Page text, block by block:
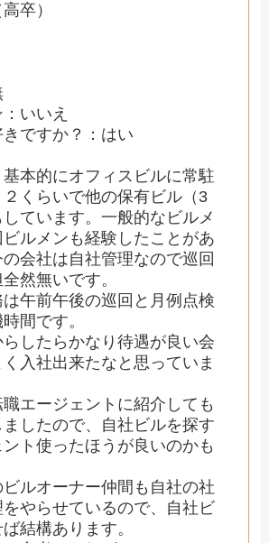
卒）
いいえ
ですか？：はい
本的にオフィスビルに常駐
２くらいで他の保有ビル（3
ています。一般的なビルメ
ルメンも経験したことがあ
の会社は自社管理なので巡回
然無いです。
午前午後の巡回と月例点検
間です。
したらかなり待遇が良い会
入社出来たなと思っていま
エージェントに紹介しても
ましたので、自社ビルを探す
ト使ったほうが良いのかも
ビルオーナー仲間も自社の社
をやらせているので、自社ビ
結構あります。